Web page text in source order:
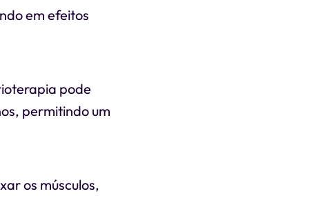
em efeitos
pode
permitindo um
os músculos,